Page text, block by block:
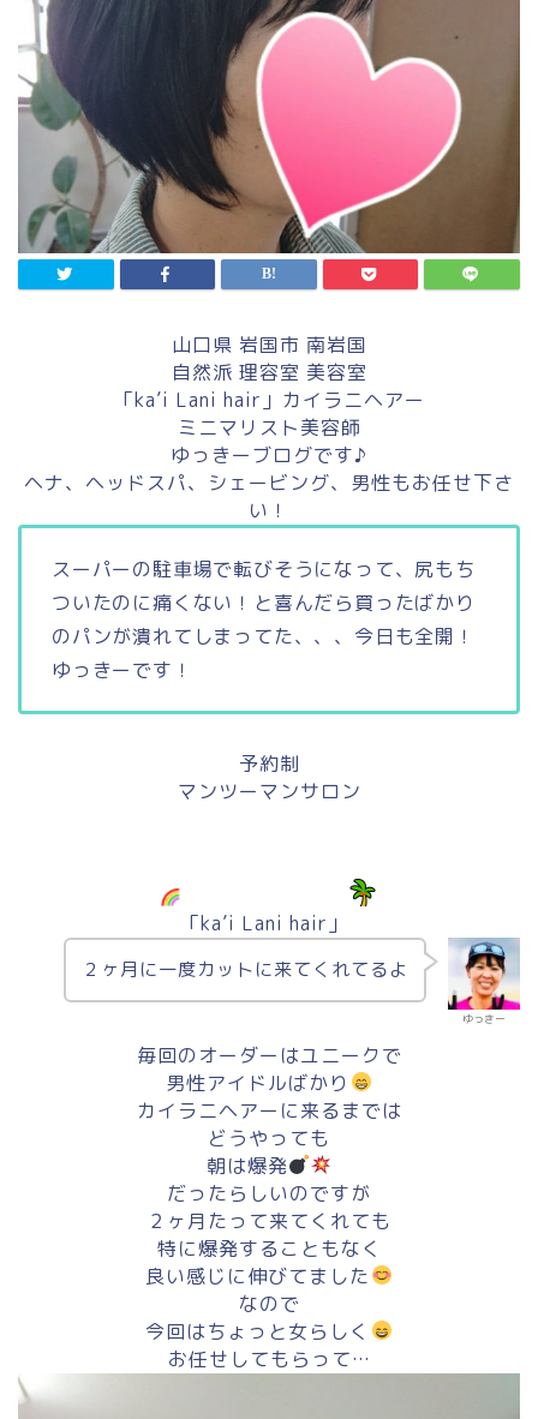
山口県 岩国市 南岩国
自然派 理容室 美容室
「ka’i Lani hair」カイラニヘアー
ミニマリスト美容師
ゆっきーブログです♪
ヘナ、ヘッドスパ、シェービング、男性もお任せ下さ
い！
スーパーの駐車場で転びそうになって、尻もち
ついたのに痛くない！と喜んだら買ったばかり
のパンが潰れてしまってた、、、今日も全開！
ゆっきーです！
予約制
マンツーマンサロン
「ka’i Lani hair」
ゆっきー
２ヶ月に一度カットに来てくれてるよ
毎回のオーダーはユニークで
男性アイドルばかり
カイラニヘアーに来るまでは
どうやっても
朝は爆発
だったらしいのですが
２ヶ月たって来てくれても
特に爆発することもなく
良い感じに伸びてました
なので
今回はちょっと女らしく
お任せしてもらって…